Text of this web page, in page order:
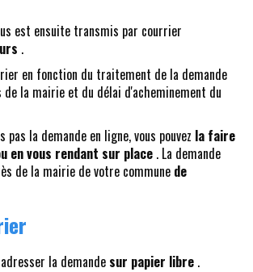
est ensuite transmis par courrier
.
en fonction du traitement de la demande
de la mairie et du délai d'acheminement du
pas la demande en ligne, vous pouvez la faire
en vous rendant sur place . La demande
de la mairie de votre commune de
la demande sur papier libre .